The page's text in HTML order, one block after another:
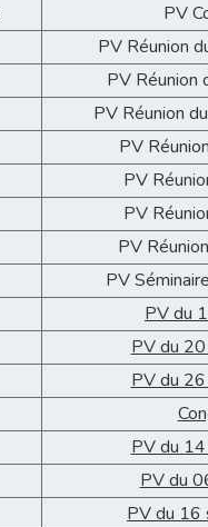
PV
PV Réunion
PV
PV Réunion
PV
PV
PV
PV
PV
PV du
PV du
PV du
PV du
PV du
PV du